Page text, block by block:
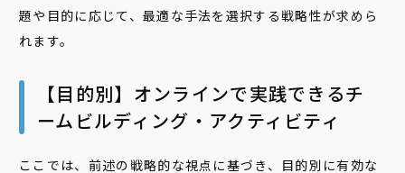
題や目的に応じて、最適な手法を選択する戦略性が求めら
れます。
【目的別】オンラインで実践できるチ
ームビルディング・アクティビティ
ここでは、前述の戦略的な視点に基づき、目的別に有効な